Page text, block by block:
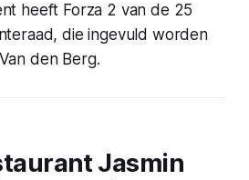
heeft Forza 2 van de 25
die ingevuld worden
den Berg.
Jasmin